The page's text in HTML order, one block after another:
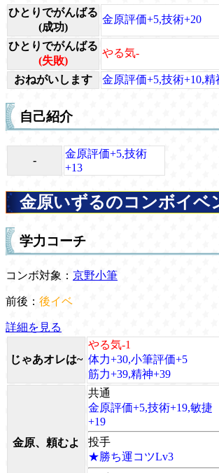
ひとりでがんばる
(成功)
金原評価+5,技術+20
ひとりでがんばる
(失敗)
やる気-
おねがいします 金原評価+5,技術+10,精
自己紹介
-
金原評価+5,技術
+13
金原いずるのコンボイベ
学力コーチ
コンボ対象： 京野小筆
前後： 後イベ
詳細を見る
じゃあオレは~
やる気-1
体力+30,小筆評価+5
筋力+39,精神+39
金原、頼むよ
共通
金原評価+5,技術+19,敏捷
+19
投手
★勝ち運コツLv3